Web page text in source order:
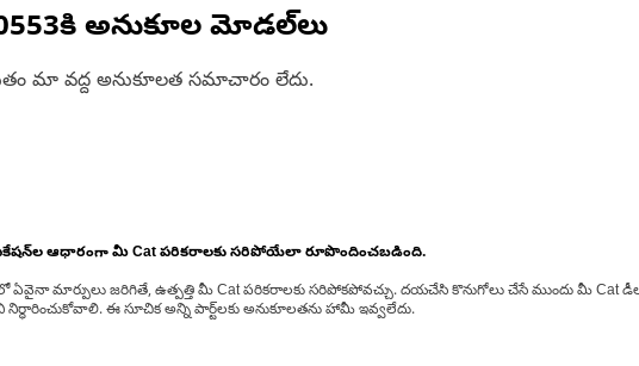
కి అనుకూల మోడల్‌లు
మా వద్ద అనుకూలత సమాచారం లేదు.
ఆధారంగా మీ Cat పరికరాలకు సరిపోయేలా రూపొందించబడింది.
మార్పులు జరిగితే, ఉత్పత్తి మీ Cat పరికరాలకు సరిపోకపోవచ్చు. దయచేసి కొనుగోలు చేసే ముందు మీ Cat
ఈ సూచిక అన్ని పార్ట్‌లకు అనుకూలతను హామీ ఇవ్వలేదు.